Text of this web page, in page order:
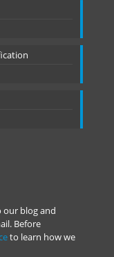
our blog and
Before
to learn how we